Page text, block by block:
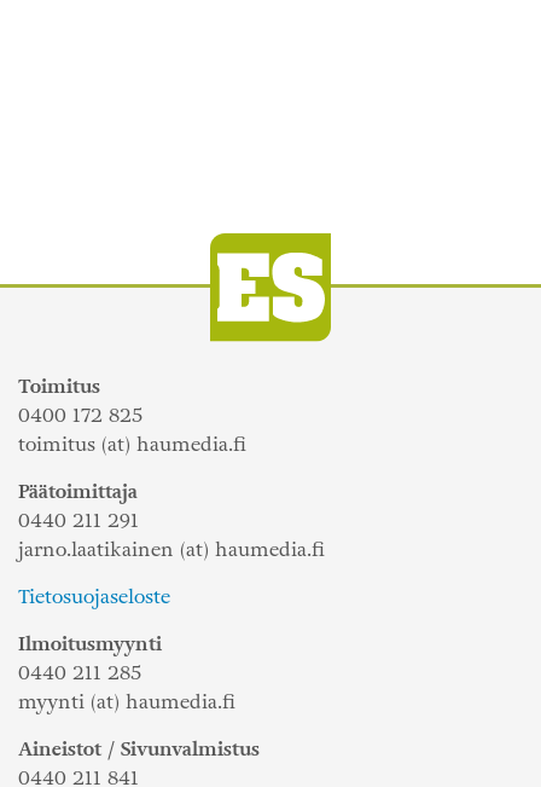
Toimitus
0400 172 825
toimitus (at) haumedia.fi
Päätoimittaja
0440 211 291
jarno.laatikainen (at) haumedia.fi
Tietosuojaseloste
Ilmoitusmyynti
0440 211 285
myynti (at) haumedia.fi
Aineistot / Sivunvalmistus
0440 211 841